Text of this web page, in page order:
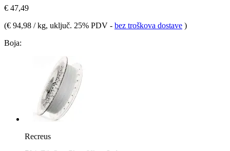
€ 47,49
(€ 94,98 / kg, uključ. 25% PDV - bez troškova dostave )
Boja:
Recreus